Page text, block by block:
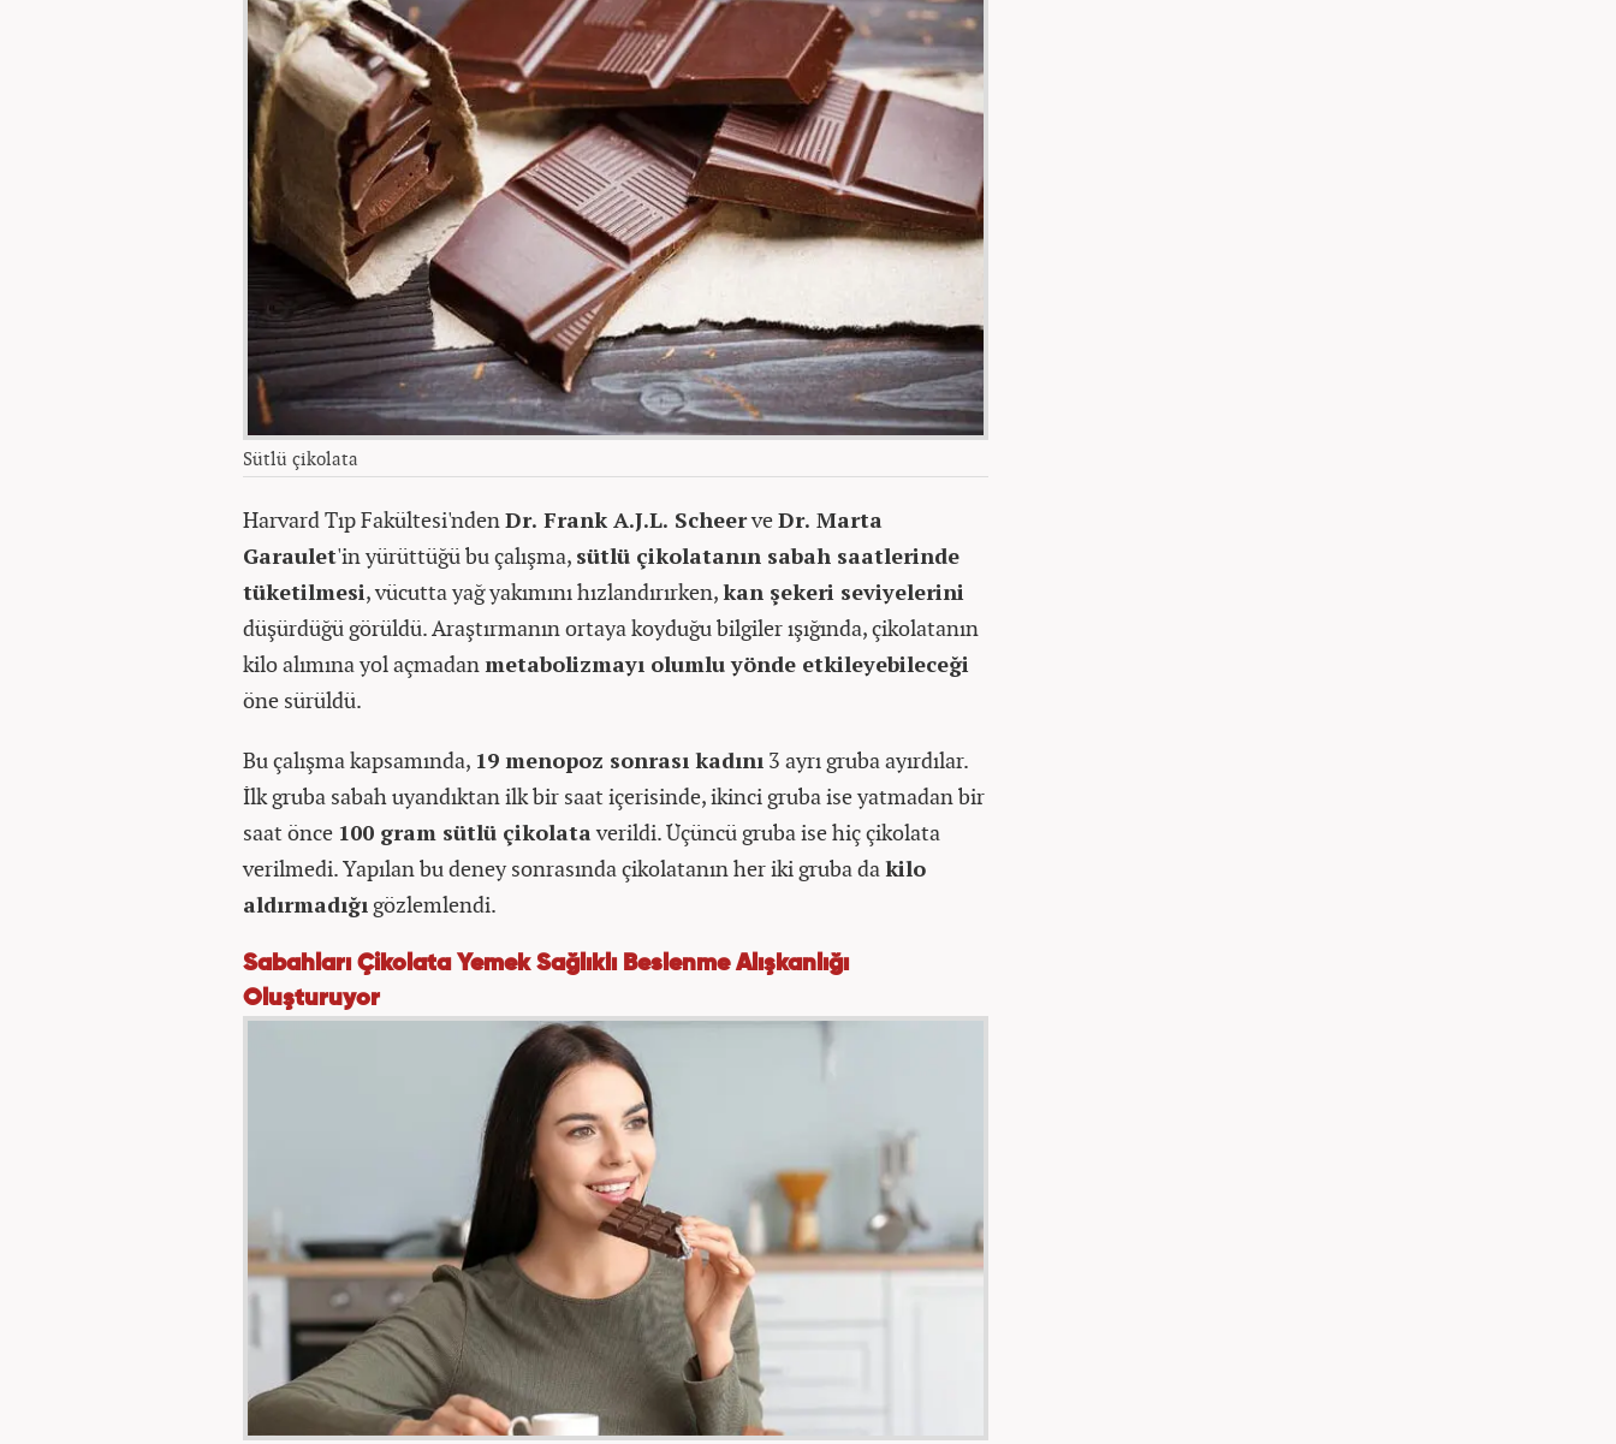
Sütlü çikolata
Harvard Tıp Fakültesi'ndenDr. Frank A.J.L. ScheerveDr. Marta
Garaulet'in yürüttüğü bu çalışma, sütlü çikolatanın sabah saatlerinde
tüketilmesi, vücutta yağ yakımını hızlandırırken,kan şekeri seviyelerini
düşürdüğü görüldü. Araştırmanın ortaya koyduğu bilgiler ışığında, çikolatanın
kilo alımına yol açmadanmetabolizmayı olumlu yönde etkileyebileceği
öne sürüldü.
Bu çalışma kapsamında, 19 menopoz sonrası kadını 3 ayrı gruba ayırdılar.
İlk gruba sabah uyandıktan ilk bir saat içerisinde, ikinci gruba ise yatmadan bir
saat önce 100 gram sütlü çikolataverildi. Üçüncü gruba ise hiç çikolata
verilmedi. Yapılan bu deney sonrasında çikolatanın her iki gruba dakilo
aldırmadığı gözlemlendi.
Sabahları Çikolata Yemek Sağlıklı Beslenme Alışkanlığı
Oluşturuyor